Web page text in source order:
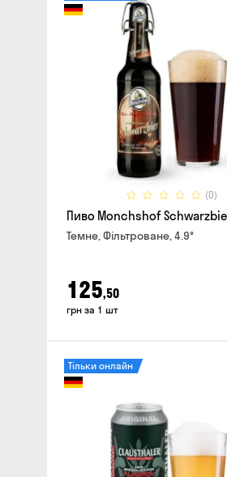
(0)
Пиво Monchshof
Темне, Фільтроване, 4.9°
125,50
грн за 1 шт
Тільки онлайн